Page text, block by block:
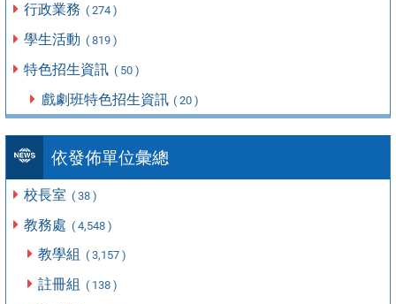
行政業務 ( 274 )
學生活動 ( 819 )
特色招生資訊 ( 50 )
戲劇班特色招生資訊 ( 20 )
依發佈單位彙總
校長室 ( 38 )
教務處 ( 4,548 )
教學組 ( 3,157 )
註冊組 ( 138 )